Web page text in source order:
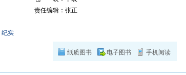
纸质图书 电子图书 手机阅读
纪实
责任编辑：张正